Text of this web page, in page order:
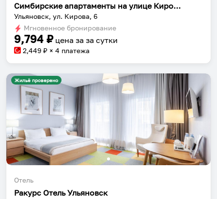
Симбирские апартаменты на улице Кирова 6
Ульяновск, ул. Кирова, 6
Мгновенное бронирование
9,794 ₽ цена за за сутки
2,449 ₽ × 4 платежа
Жильё проверено
Отель
Ракурс Отель Ульяновск